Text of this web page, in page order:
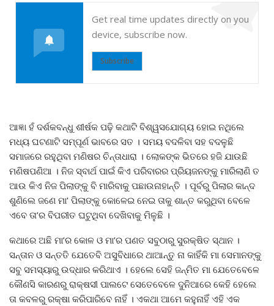
Get real time updates directly on you
device, subscribe now.
Subscribe
ଆଜ୍ଞା ହଁ ଦର୍ଶକବନ୍ଧୁ ଶୀର୍ଷକ ପଢ଼ି କଥାଟି ବିଶ୍ୱସଯୋଗ୍ୟ ହୋଇ ନଥିଲେ
ମଧ୍ୟ ଘଟଣାଟି ସମ୍ପୂର୍ଣ ଭାବରେ ସତ । ସମୟ ବଦଳିବା ସହ ବଦଳୁଛି
ସମାଜରେ ରହୁଥିବା ମଣିଷର ଚିନ୍ତାଧାରା । ଲୋକଙ୍କ ଭିତରେ ହଜି ଯାଉଛି
ମଣିଷପଣିଆ । ନିଜ ସ୍ବାର୍ଥ ପାଇଁ କିଏ ପରିବାରର ପ୍ରିୟଜନଙ୍କୁ ମାରିଲାଣି ତ
ଆଉ କିଏ ନିଜ ପିଲାଙ୍କୁ ବି ମାରିବାକୁ ପଛାଉନାହାନ୍ତି । ପୂର୍ବରୁ ପିଲାର କାନ୍ଦ
ଶୁଣିଲେ ଜଣେ ମା’ ପିଲାଙ୍କୁ କୋଳେଇ ନେଇ ତାକୁ ଶାନ୍ତ କରୁଥିବା ବେଳେ
ଏବେ ତା’ର ବିପରୀତ ଘଟୁଥିବା ଦେଖିବାକୁ ମିଳୁଛି ।
କଥାରେ ଅଛି ମା’ର କୋଳ ଓ ମା’ର ପଣତ ସବୁଠାରୁ ସୁରକ୍ଷିତ ସ୍ଥାନ ।
ସନ୍ତାନ ଓ ସନ୍ତତି ଯେତେବି ଅସୁବିଧାରେ ଥାଆନ୍ତୁ ନା କାହିଁକି ମା ସେମାନଙ୍କୁ
ସବୁ ସମସ୍ୟାରୁ ଉଦ୍ଧାର କରିଥାଏ । ହେଲେ ସେହି ଜନ୍ମିତ ମା ଯେତେବେଳେ
କୌଣସି କାରଣରୁ ରାକ୍ଷସୀ ପାଲଟେ ସେତେବେଳେ ଦୁନିଆରେ କେହି ହେଲେ
ତା କବଳରୁ ରକ୍ଷା କରିପାରିବେ ନାହିଁ । ଏକଥା ଆମେ କହୁନାହିଁ ଏହି ଏକ